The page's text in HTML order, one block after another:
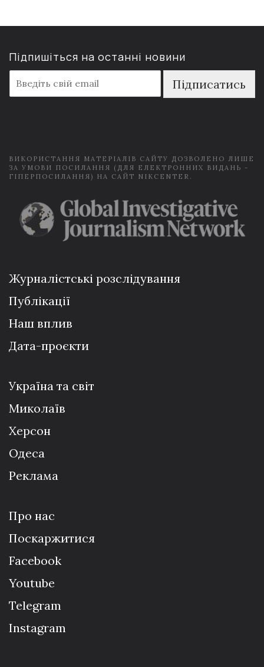
Підпишіться на останні новини
m
a
Підписатись
ВИКОРИСТАННЯ МАТЕРІАЛІВ САЙТУ ДОЗВОЛЕНО ЛИШЕ
ЗА УМОВИ ПОСИЛАННЯ (ДЛЯ ЕЛЕКТРОННИХ ВИДАНЬ -
ГІПЕРПОСИЛАННЯ) НА САЙТ NIKCENTER.
Журналістські розслідування
Публікації
Наш вплив
Дата-проєкти
Україна та світ
Миколаїв
Херсон
Одеса
Реклама
Про нас
Поскаржитися
Facebook
Youtube
Telegram
Instagram